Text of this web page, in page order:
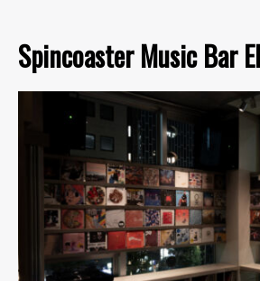
Spincoaster Music Bar